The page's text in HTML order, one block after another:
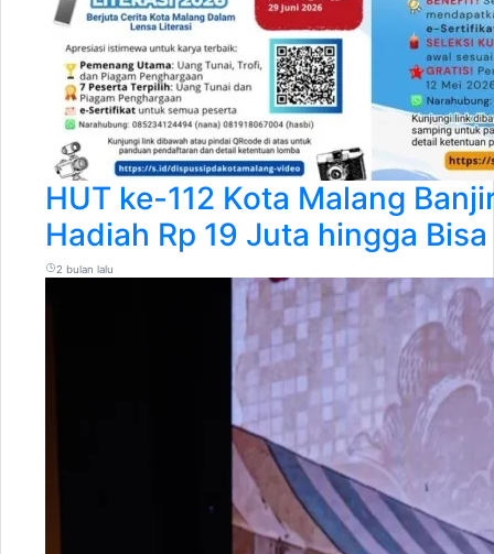
HUT ke-112 Kota Malang
Hadiah Rp 19 Juta hingga
2 bulan lalu